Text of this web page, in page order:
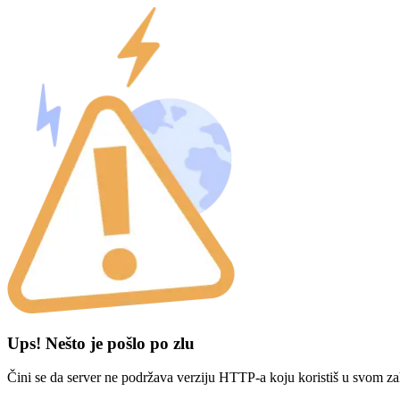
Ups! Nešto je pošlo po zlu
Čini se da server ne podržava verziju HTTP-a koju koristiš u svom